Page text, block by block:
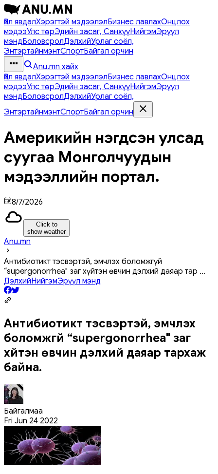
Үйл явдалХэрэгтэй мэдээлэлБизнес лавлахОнцлох
мэдээУлс төрЭдийн засаг, СанхүүНийгэмЭрүүл
мэндБоловсролДэлхийУрлаг соёл,
ЭнтэртайнмэнтСпортБайгал орчин
Anu.mn хайх
Үйл явдалХэрэгтэй мэдээлэлБизнес лавлахОнцлох
мэдээУлс төрЭдийн засаг, СанхүүНийгэмЭрүүл
мэндБоловсролДэлхийУрлаг соёл,
ЭнтэртайнмэнтСпортБайгал орчин
Америкийн нэгдсэн улсад
суугаа Монголчуудын
мэдээллийн портал.
8/7/2026
Click to
show weather
Anu.mn
Антибиотикт тэсвэртэй, эмчлэх боломжгүй
“supergonorrhea" заг хүйтэн өвчин дэлхий даяар тар ...
ДэлхийНийгэмЭрүүл мэнд
Антибиотикт тэсвэртэй, эмчлэх
боломжгүй “supergonorrhea" заг
хүйтэн өвчин дэлхий даяар тархаж
байна.
Байгалмаа
Fri Jun 24 2022